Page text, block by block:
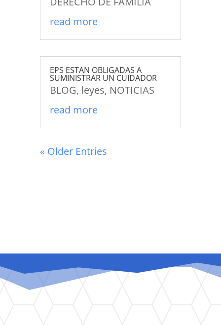
read more
EPS ESTAN OBLIGADAS A
SUMINISTRAR UN CUIDADOR
BLOG, leyes, NOTICIAS
read more
« Older Entries